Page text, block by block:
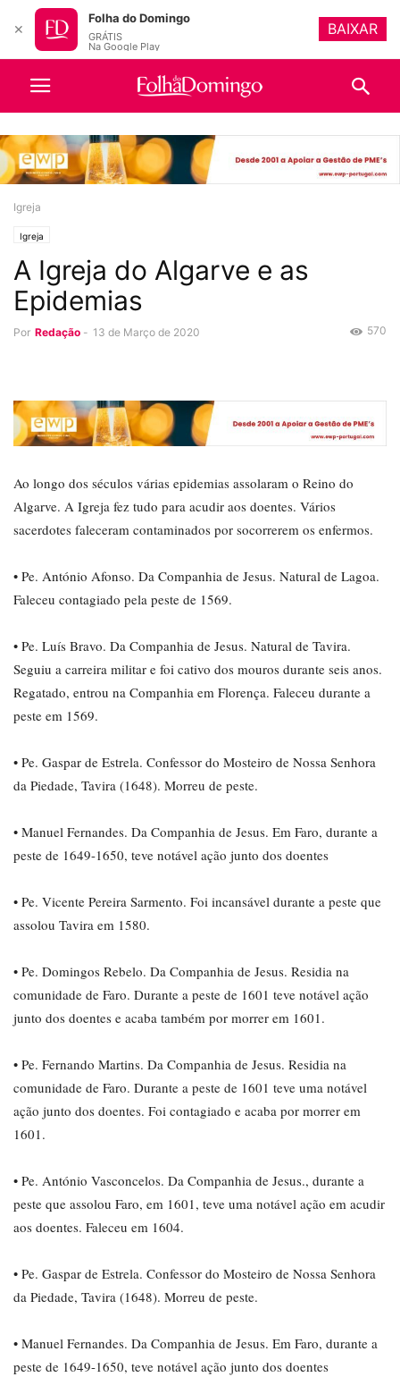
Igreja
Igreja
A Igreja do Algarve e as
Epidemias
Por Redação - 13 de Março de 2020 570
Ao longo dos séculos várias epidemias assolaram o Reino do
Algarve. A Igreja fez tudo para acudir aos doentes. Vários
sacerdotes faleceram contaminados por socorrerem os enfermos.
• Pe. António Afonso. Da Companhia de Jesus. Natural de Lagoa.
Faleceu contagiado pela peste de 1569.
• Pe. Luís Bravo. Da Companhia de Jesus. Natural de Tavira.
Seguiu a carreira militar e foi cativo dos mouros durante seis anos.
Regatado, entrou na Companhia em Florença. Faleceu durante a
peste em 1569.
• Pe. Gaspar de Estrela. Confessor do Mosteiro de Nossa Senhora
da Piedade, Tavira (1648). Morreu de peste.
• Manuel Fernandes. Da Companhia de Jesus. Em Faro, durante a
peste de 1649-1650, teve notável ação junto dos doentes
• Pe. Vicente Pereira Sarmento. Foi incansável durante a peste que
assolou Tavira em 1580.
• Pe. Domingos Rebelo. Da Companhia de Jesus. Residia na
comunidade de Faro. Durante a peste de 1601 teve notável ação
junto dos doentes e acaba também por morrer em 1601.
• Pe. Fernando Martins. Da Companhia de Jesus. Residia na
comunidade de Faro. Durante a peste de 1601 teve uma notável
ação junto dos doentes. Foi contagiado e acaba por morrer em
1601.
• Pe. António Vasconcelos. Da Companhia de Jesus., durante a
peste que assolou Faro, em 1601, teve uma notável ação em acudir
aos doentes. Faleceu em 1604.
• Pe. Gaspar de Estrela. Confessor do Mosteiro de Nossa Senhora
da Piedade, Tavira (1648). Morreu de peste.
• Manuel Fernandes. Da Companhia de Jesus. Em Faro, durante a
peste de 1649-1650, teve notável ação junto dos doentes
✕
Folha do Domingo
GRÁTIS
Na Google Play
BAIXAR